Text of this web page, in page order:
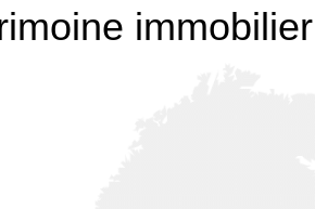
immobilier